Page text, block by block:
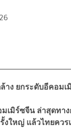
ง ยกระดับอีคอมเ
มิร์ซจีน ล่าสุดทาง
ใหญ่ แล้วไทยควร